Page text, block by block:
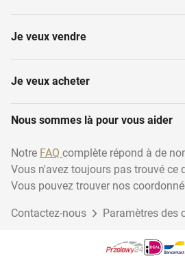
Cuivre et bronze
Canapé
Je veux vendre
Je veux acheter
Nous sommes là pour vous aider
Notre FAQ complète répond à de
Vous n'avez toujours pas trouvé ce
Vous pouvez trouver nos
Contactez-nous Paramètres des